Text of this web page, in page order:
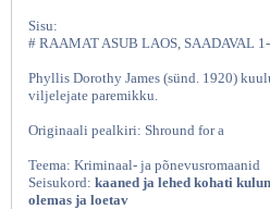
Sisu:
# RAAMAT ASUB LAOS, SAADAVAL 1-
Phyllis Dorothy James (sünd. 1920)
viljelejate paremikku.
Originaali pealkiri: Shround for a
Teema: Kriminaal- ja põnevusromaanid
Seisukord: kaaned ja lehed kohati
olemas ja loetav